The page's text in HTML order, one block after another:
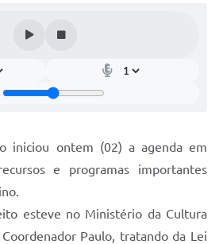
iniciou ontem (02) a agenda em
e programas importantes
esteve no Ministério da Cultura
Coordenador Paulo, tratando da Lei